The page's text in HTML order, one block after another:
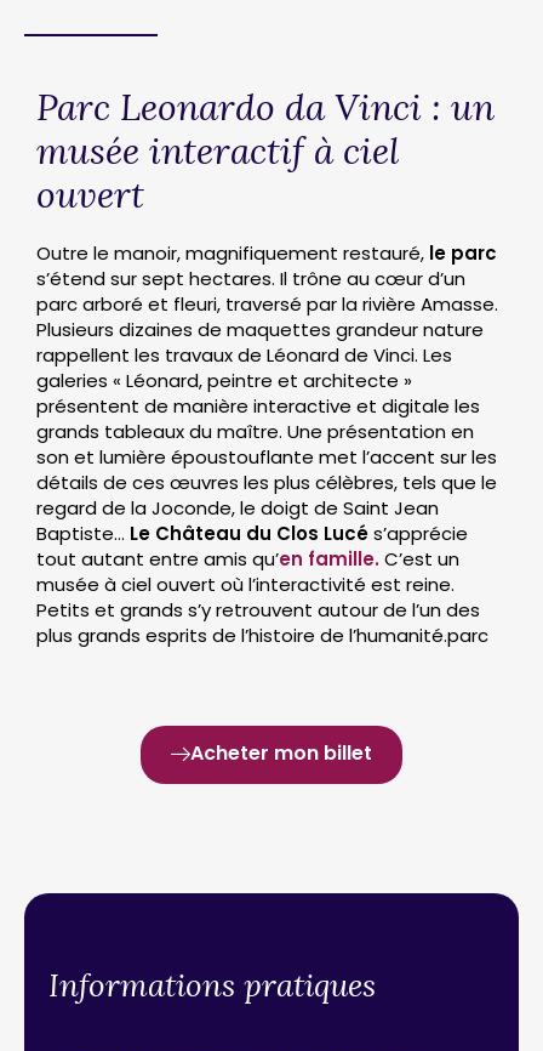
Parc Leonardo da Vinci : un
musée interactif à ciel
ouvert
Outre le manoir, magnifiquement restauré, le parc
s’étend sur sept hectares. Il trône au cœur d’un
parc arboré et fleuri, traversé par la rivière Amasse.
Plusieurs dizaines de maquettes grandeur nature
rappellent les travaux de Léonard de Vinci. Les
galeries « Léonard, peintre et architecte »
présentent de manière interactive et digitale les
grands tableaux du maître. Une présentation en
son et lumière époustouflante met l’accent sur les
détails de ces œuvres les plus célèbres, tels que le
regard de la Joconde, le doigt de Saint Jean
Baptiste… Le Château du Clos Lucés’apprécie
tout autant entre amis qu’en famille.C’est un
musée à ciel ouvert où l’interactivité est reine.
Petits et grands s’y retrouvent autour de l’un des
plus grands esprits de l’histoire de l’humanité.parc
Acheter mon billet
Informations pratiques